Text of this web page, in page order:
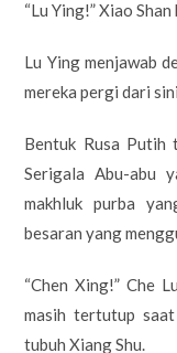
“Lu Ying!” Xiao
Lu Ying menjawab
mereka pergi dari
Bentuk Rusa Putih
Serigala Abu-abu
makhluk purba
besaran yang
“Chen Xing!” Che
masih tertutup
tubuh Xiang Shu.